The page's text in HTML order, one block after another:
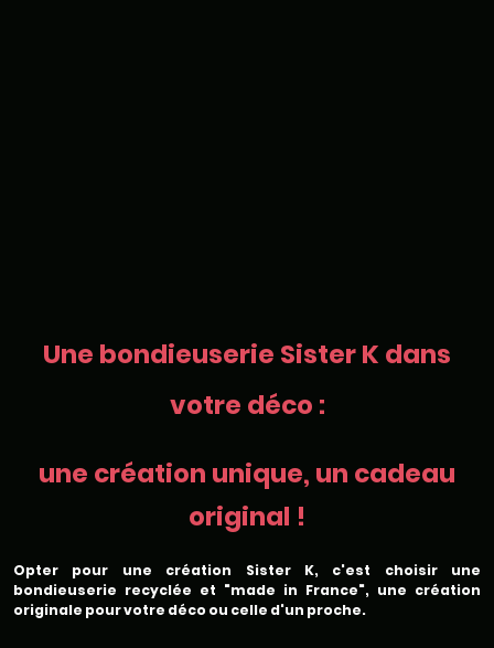
Une bondieuserie Sister K dans
votre déco :
une création unique, un cadeau
original !
Opter pour une création Sister K, c'est choisir une
bondieuserie recyclée et "made in France", une création
originale pour votre déco ou celle d'un proche.